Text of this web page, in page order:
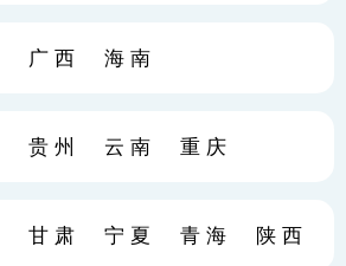
广西 海南
贵州 云南 重庆
甘肃 宁夏 青海 陕西